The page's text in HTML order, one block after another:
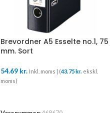
Brevordner A5 Esselte no.1, 75
mm. Sort
54.69 kr. Inkl. moms | (43.75 kr. ekskl.
moms)